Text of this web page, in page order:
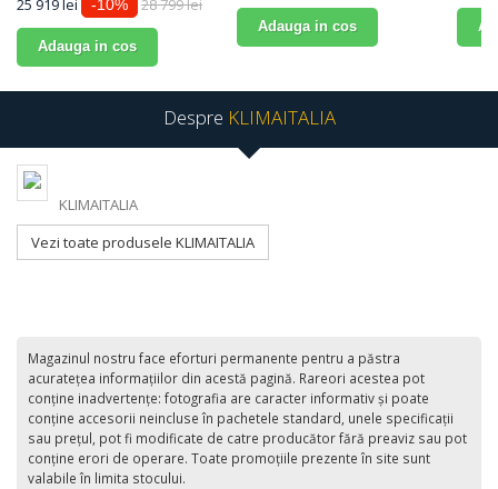
25 919 lei -10% 28 799 lei
Adauga in cos
Adauga in cos
Despre KLIMAITALIA
KLIMAITALIA
Vezi toate produsele KLIMAITALIA
Magazinul nostru face eforturi permanente pentru a păstra
acurateţea informaţiilor din acestă pagină. Rareori acestea pot
conţine inadvertenţe: fotografia are caracter informativ şi poate
conţine accesorii neincluse în pachetele standard, unele specificaţii
sau preţul, pot fi modificate de catre producător fără preaviz sau pot
conţine erori de operare. Toate promoţiile prezente în site sunt
valabile în limita stocului.